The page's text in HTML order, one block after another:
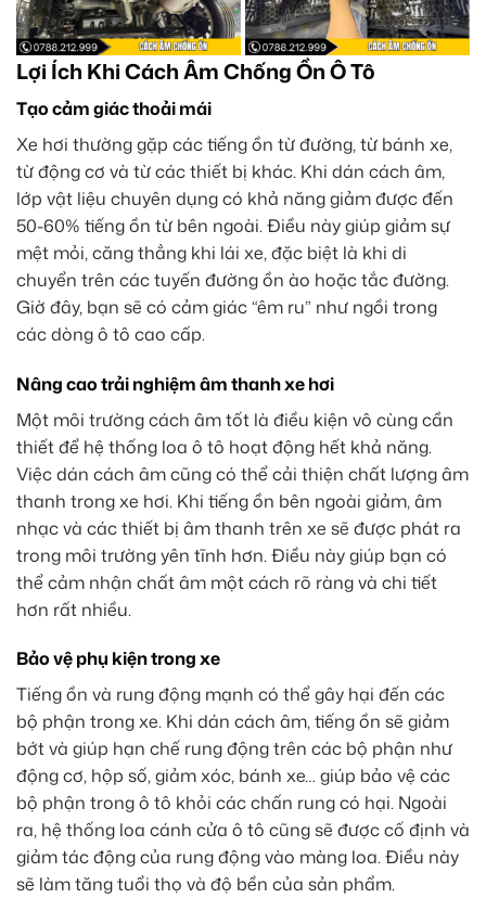
Lợi Ích Khi Cách Âm Chống Ồn Ô Tô
Tạo cảm giác thoải mái
Xe hơi thường gặp các tiếng ồn từ đường, từ bánh xe,
từ động cơ và từ các thiết bị khác. Khi dán cách âm,
lớp vật liệu chuyên dụng có khả năng giảm được đến
50-60% tiếng ồn từ bên ngoài. Điều này giúp giảm sự
mệt mỏi, căng thẳng khi lái xe, đặc biệt là khi di
chuyển trên các tuyến đường ồn ào hoặc tắc đường.
Giờ đây, bạn sẽ có cảm giác “êm ru” như ngồi trong
các dòng ô tô cao cấp.
Nâng cao trải nghiệm âm thanh xe hơi
Một môi trường cách âm tốt là điều kiện vô cùng cần
thiết để hệ thống loa ô tô hoạt động hết khả năng.
Việc dán cách âm cũng có thể cải thiện chất lượng âm
thanh trong xe hơi. Khi tiếng ồn bên ngoài giảm, âm
nhạc và các thiết bị âm thanh trên xe sẽ được phát ra
trong môi trường yên tĩnh hơn. Điều này giúp bạn có
thể cảm nhận chất âm một cách rõ ràng và chi tiết
hơn rất nhiều.
Bảo vệ phụ kiện trong xe
Tiếng ồn và rung động mạnh có thể gây hại đến các
bộ phận trong xe. Khi dán cách âm, tiếng ồn sẽ giảm
bớt và giúp hạn chế rung động trên các bộ phận như
động cơ, hộp số, giảm xóc, bánh xe… giúp bảo vệ các
bộ phận trong ô tô khỏi các chấn rung có hại. Ngoài
ra, hệ thống loa cánh cửa ô tô cũng sẽ được cố định và
giảm tác động của rung động vào màng loa. Điều này
sẽ làm tăng tuổi thọ và độ bền của sản phẩm.